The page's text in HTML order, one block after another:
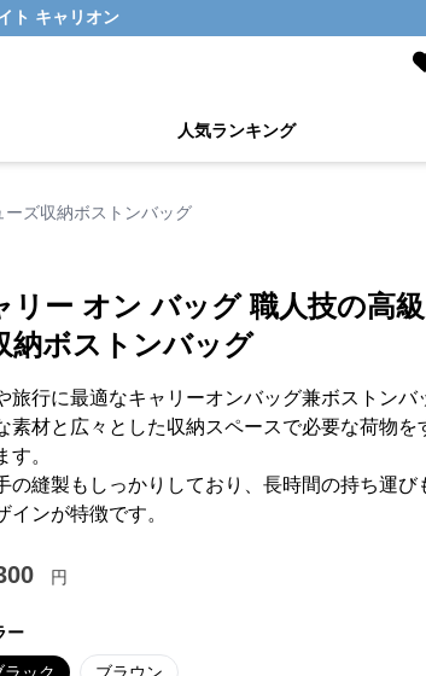
ト キャリオン
人気ランキング
ズ収納ボストンバッグ
リー オン バッグ 職人技の高
納ボストンバッグ
旅行に最適なキャリーオンバッグ兼ボストンバ
素材と広々とした収納スペースで必要な荷物を
す。
の縫製もしっかりしており、長時間の持ち運び
インが特徴です。
円
ー